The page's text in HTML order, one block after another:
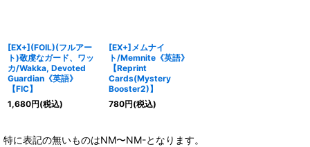
[EX+](FOIL)(フルアー
ト)敬虔なガード、ワッ
カ/Wakka, Devoted
Guardian《英語》
【FIC】
1,680円(税込)
[EX+]メムナイ
ト/Memnite《英語》
【Reprint
Cards(Mystery
Booster2)】
780円(税込)
特に表記の無いものはNM〜NM-となります。